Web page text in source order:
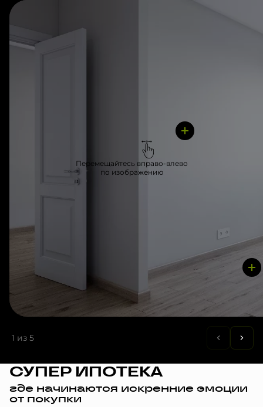
Перемещайтесь вправо-влево
по изображению
1 из 5
СУПЕР ИПОТЕКА
где начинаются искренние эмоции
от покупки